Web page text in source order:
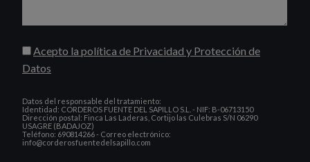
Acepto la política de Privacidad y Protección de
Datos
Datos del responsable del tratamiento:
Identidad: CORDEROS FUENTE DEL SAPILLO S.L. - NIF: B-06713150
Dirección postal: Finca Las Laderas, Cortijo las Culebras S/N 06290
USAGRE (BADAJOZ)
Teléfono: 690814266 - Correo electrónico:
info@corderosfuentedelsapillo.com